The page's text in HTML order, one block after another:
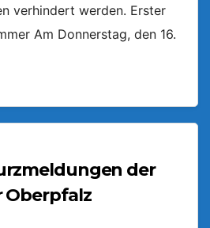
verhindert werden. Erster
Am Donnerstag, den 16.
der
Oberpfalz